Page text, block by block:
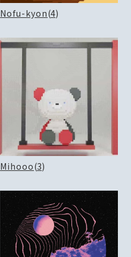
Nofu-kyon(4)
Mihooo(3)